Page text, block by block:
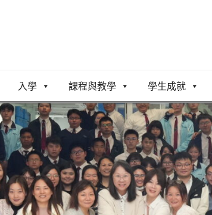
入學 課程與教學 學生成就